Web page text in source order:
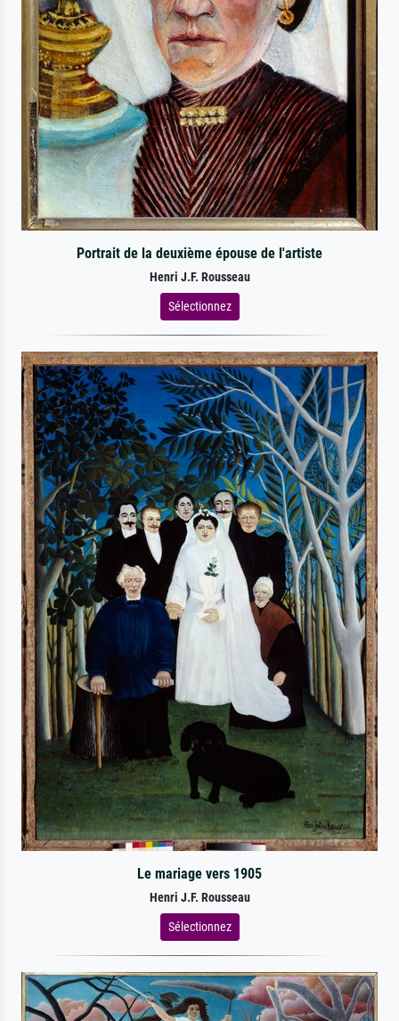
Portrait de la deuxième épouse de l'artiste
Henri J.F. Rousseau
Sélectionnez
Le mariage vers 1905
Henri J.F. Rousseau
Sélectionnez